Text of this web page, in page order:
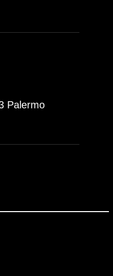
Palermo